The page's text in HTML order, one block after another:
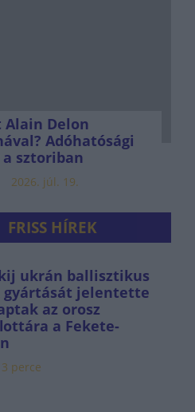
Alain Delon
Adóhatósági
a sztoriban
2026. júl. 19.
FRISS HÍREK
ukrán ballisztikus
gyártását jelentette
az orosz
a Fekete-
3 perce